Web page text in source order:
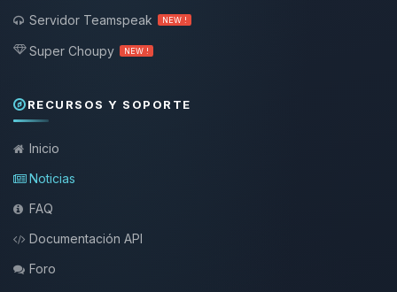
Servidor Teamspeak
NEW !
Super Choupy NEW !
RECURSOS Y SOPORTE
Inicio
Noticias
FAQ
Documentación API
Foro